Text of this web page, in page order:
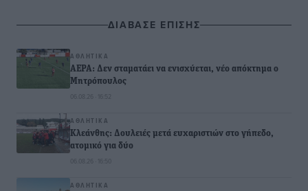
ΔΙΑΒΑΣΕ ΕΠΙΣΗΣ
ΑΘΛΗΤΙΚΆ
ΑΕΡΑ: Δεν σταματάει να ενισχύεται, νέο απόκτημα ο
Μητρόπουλος
06.08.26 · 16:52
ΑΘΛΗΤΙΚΆ
Κλεάνθης: Δουλειές μετά ευχαριστιών στο γήπεδο,
ατομικό για δύο
06.08.26 · 16:50
ΑΘΛΗΤΙΚΆ